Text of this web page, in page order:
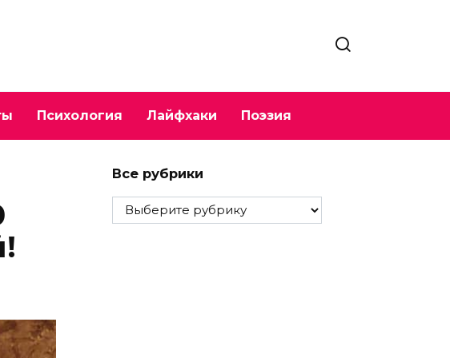
Психология Лайфхаки Поэзия
Все рубрики
Все
рубрики